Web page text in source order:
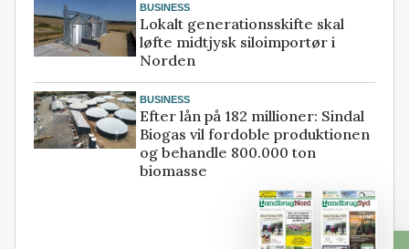
BUSINESS
Lokalt generationsskifte skal
løfte midtjysk siloimportør i
Norden
BUSINESS
Efter lån på 182 millioner: Sindal
Biogas vil fordoble produktionen
og behandle 800.000 ton
biomasse